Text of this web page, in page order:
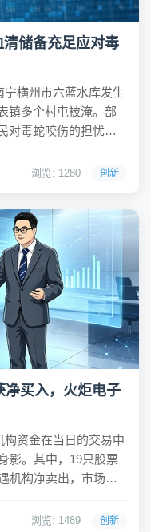
储备充足应对毒
宁横州市六蓝水库发生
镇多个村屯被淹。部
对毒蛇咬伤的担忧。
伤最有效的治疗手
浏览: 1280 创新
净买入，火炬电子
资金在当日的交易中
影。其中，19只股票
机构净卖出，市场多
，净买入金额依次为
浏览: 1489 创新